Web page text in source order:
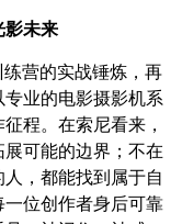
未来
营的实战锤炼，再
业的电影摄影机系
程。在索尼看来，
可能的边界；不在
，都能找到属于自
位创作者身后可靠